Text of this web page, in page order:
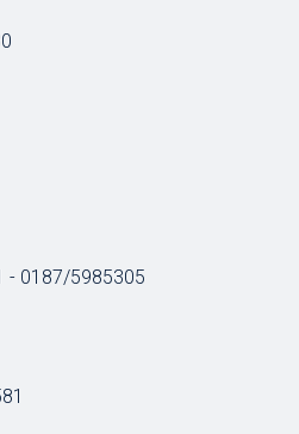
- 0187/5985305